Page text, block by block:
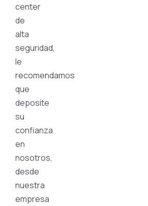
center
de
alta
seguridad,
le
recomendamos
que
deposite
su
confianza
en
nosotros,
desde
nuestra
empresa